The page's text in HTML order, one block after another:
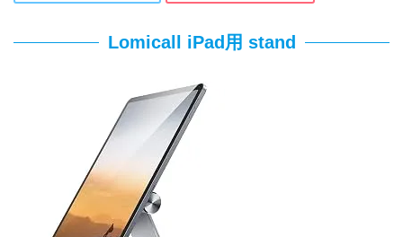
Lomicall iPad用 stand